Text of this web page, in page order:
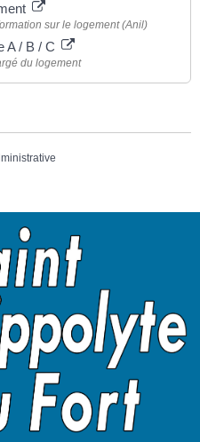
sur le logement (Anil)
A / B / C
du logement